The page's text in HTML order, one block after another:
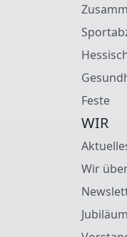
Feste
WIR
Wir